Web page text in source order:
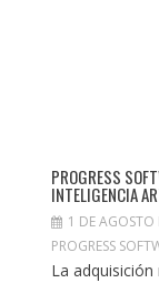
PROGRESS
INTELIGENCIA
1 DE
PROGRESS
La